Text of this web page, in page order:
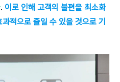
. 이로 인해 고객의 불편을 최소화
적으로 줄일 수 있을 것으로 기